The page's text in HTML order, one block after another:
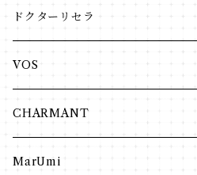
ドクターリセラ
アクアヴィーナス
クレンジング・洗顔
化粧水
インナーケア
VIPLANTE
VOS
CHARMANT
MarUmi